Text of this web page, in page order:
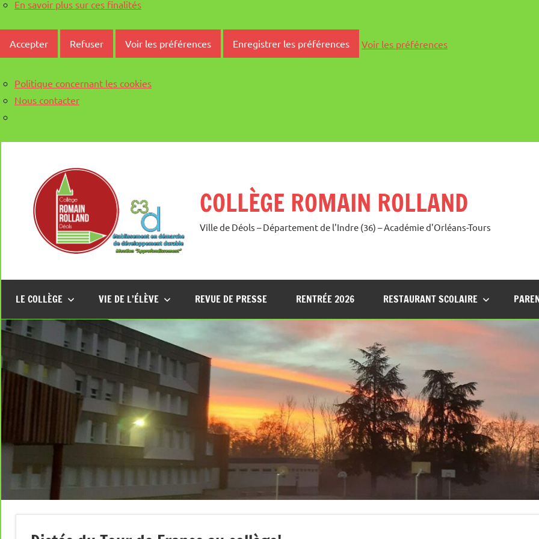
En savoir plus sur ces finalités
Accepter Refuser Voir les préférences Enregistrer les préférences Voir les préférences
Politique concernant les cookies
Nous contacter
COLLÈGE ROMAIN ROLLAND
Ville de Déols – Département de l'Indre (36) – Académie d'Orléans-Tours
LE COLLÈGE VIE DE L’ÉLÈVE REVUE DE PRESSE RENTRÉE 2026 RESTAURANT SCOLAIRE